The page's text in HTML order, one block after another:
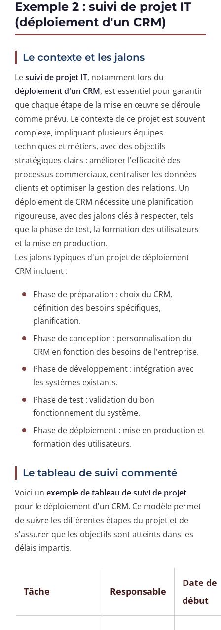
Exemple 2 : suivi de projet IT
(déploiement d'un CRM)
Le contexte et les jalons
Lesuivi de projet IT, notamment lors du
déploiement d'un CRM, est essentiel pour garantir
que chaque étape de la mise en œuvre se déroule
comme prévu. Le contexte de ce projet est souvent
complexe, impliquant plusieurs équipes
techniques et métiers, avec des objectifs
stratégiques clairs : améliorer l'efficacité des
processus commerciaux, centraliser les données
clients et optimiser la gestion des relations. Un
déploiement de CRM nécessite une planification
rigoureuse, avec des jalons clés à respecter, tels
que la phase de test, la formation des utilisateurs
et la mise en production.
Les jalons typiques d'un projet de déploiement
CRM incluent :
Phase de préparation : choix du CRM,
définition des besoins spécifiques,
planification.
Phase de conception : personnalisation du
CRM en fonction des besoins de l'entreprise.
Phase de développement : intégration avec
les systèmes existants.
Phase de test : validation du bon
fonctionnement du système.
Phase de déploiement : mise en production et
formation des utilisateurs.
Le tableau de suivi commenté
Voici un exemple de tableau de suivi de projet
pour le déploiement d'un CRM. Ce modèle permet
de suivre les différentes étapes du projet et de
s'assurer que les objectifs sont atteints dans les
délais impartis.
Tâche Responsable
Date de
début